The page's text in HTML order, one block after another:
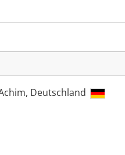
Deutschland